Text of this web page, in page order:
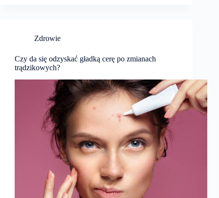
Zdrowie
Czy da się odzyskać gładką cerę po zmianach
trądzikowych?